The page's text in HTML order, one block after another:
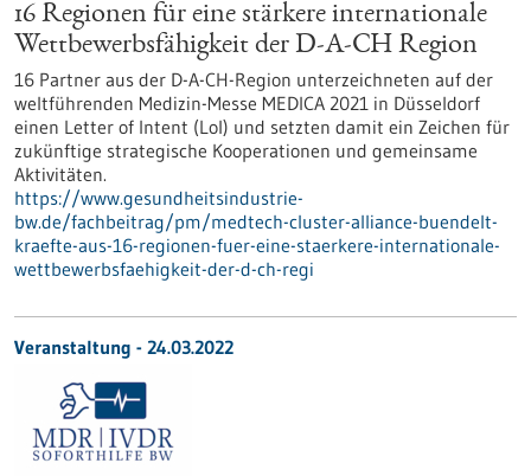
16 Regionen für eine stärkere internationale
Wettbewerbsfähigkeit der D-A-CH Region
16 Partner aus der D-A-CH-Region unterzeichneten auf der
weltführenden Medizin-Messe MEDICA 2021 in Düsseldorf
einen Letter of Intent (LoI) und setzten damit ein Zeichen für
zukünftige strategische Kooperationen und gemeinsame
Aktivitäten.
https://www.gesundheitsindustrie-
bw.de/fachbeitrag/pm/medtech-cluster-alliance-buendelt-
kraefte-aus-16-regionen-fuer-eine-staerkere-internationale-
wettbewerbsfaehigkeit-der-d-ch-regi
Veranstaltung - 24.03.2022